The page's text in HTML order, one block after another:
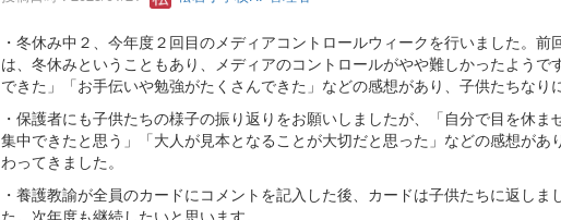
・冬休み中２、今年度２回目のメディアコントロールウィークを行いました。
は、冬休みということもあり、メディアのコントロールがやや難しかったよう
できた」「お手伝いや勉強がたくさんできた」などの感想があり、子供たちなり
・保護者にも子供たちの様子の振り返りをお願いしましたが、「自分で目を休
集中できたと思う」「大人が見本となることが大切だと思った」などの感想が
わってきました。
・養護教諭が全員のカードにコメントを記入した後、カードは子供たちに返し
た。次年度も継続したいと思います。